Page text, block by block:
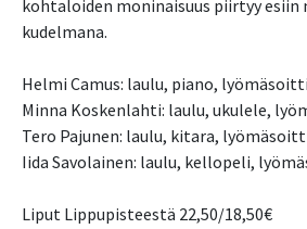
kohtaloiden moninaisuus piirtyy esiin
kudelmana.
Helmi Camus: laulu, piano,
Minna Koskenlahti: laulu, ukulele,
Tero Pajunen: laulu, kitara,
Iida Savolainen: laulu, kellopeli,
Liput Lippupisteestä 22,50/18,50€